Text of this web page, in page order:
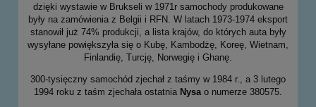
dzięki wystawie w Brukseli w 1971r samochody produkowane
były na zamówienia z Belgii i RFN. W latach 1973-1974 eksport
stanowił już 74% produkcji, a lista krajów, do których auta były
wysyłane powiększyła się o Kubę, Kambodżę, Koreę, Wietnam,
Finlandię, Turcję, Norwegię i Ghanę.
300-tysięczny samochód zjechał z taśmy w 1984 r., a 3 lutego
1994 roku z taśm zjechała ostatnia Nysa o numerze 380575.